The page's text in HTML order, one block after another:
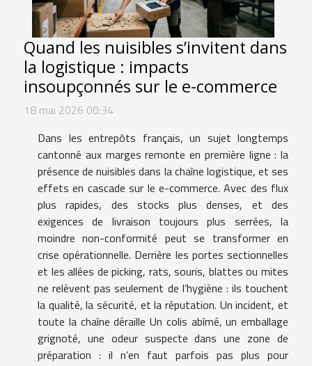
Quand les nuisibles s’invitent dans
la logistique : impacts
insoupçonnés sur le e-commerce
18 mai 2026 00:34
Dans les entrepôts français, un sujet longtemps
cantonné aux marges remonte en première ligne : la
présence de nuisibles dans la chaîne logistique, et ses
effets en cascade sur le e-commerce. Avec des flux
plus rapides, des stocks plus denses, et des
exigences de livraison toujours plus serrées, la
moindre non-conformité peut se transformer en
crise opérationnelle. Derrière les portes sectionnelles
et les allées de picking, rats, souris, blattes ou mites
ne relèvent pas seulement de l’hygiène : ils touchent
la qualité, la sécurité, et la réputation. Un incident, et
toute la chaîne déraille Un colis abîmé, un emballage
grignoté, une odeur suspecte dans une zone de
préparation : il n’en faut parfois pas plus pour